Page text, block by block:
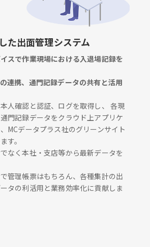
た出面管理システム
スで作業現場における入退場記録を
連携、通門記録データの共有と活用
人確認と認証、ログを取得し、 各現
門記録データをクラウド上アプリケ
MCデータプラス社のグリーンサイト
す。
なく本社・支店等から最新データを
管理帳票はもちろん、各種集計の出
タの利活用と業務効率化に貢献しま